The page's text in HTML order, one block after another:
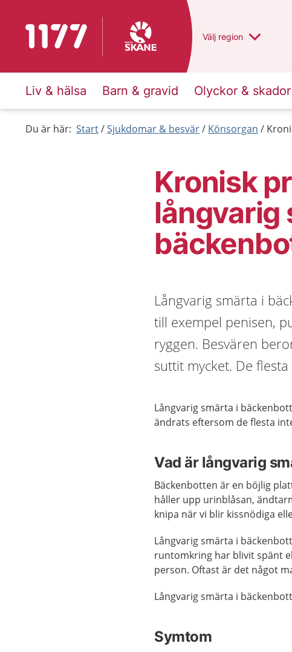
Till startsidan för 1177 Du har valt region
Välj en annan
region
Liv & hälsa Barn & gravid Olyckor & skador
Du är här: Start Sjukdomar & besvär Könsorgan
Kronisk
långvarig
Långvarig smärta i
till exempel penisen,
ryggen. Besvären
suttit mycket. De
Långvarig smärta i
ändrats eftersom de flesta
Vad är långvarig
Bäckenbotten är en böjlig
håller upp urinblåsan,
knipa när vi blir kissnödiga
Långvarig smärta i
runtomkring har blivit spänt
person. Oftast är det något
Långvarig smärta i
Symtom